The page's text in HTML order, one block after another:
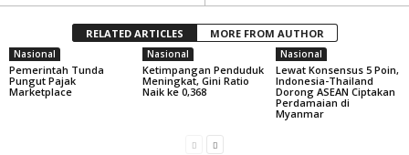
RELATED ARTICLES MORE FROM AUTHOR
Nasional
Pemerintah Tunda
Pungut Pajak
Marketplace
Nasional
Ketimpangan Penduduk
Meningkat, Gini Ratio
Naik ke 0,368
Nasional
Lewat Konsensus 5 Poin,
Indonesia-Thailand
Dorong ASEAN Ciptakan
Perdamaian di
Myanmar